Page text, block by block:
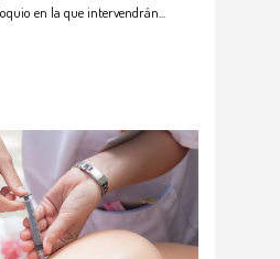
en la que intervendrán